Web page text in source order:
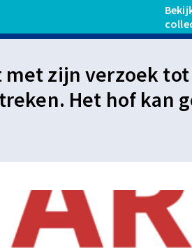
zijn verzoek
Het hof kan